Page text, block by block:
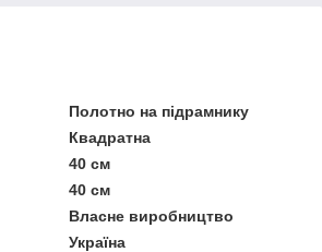
Полотно на підрамнику
Квадратна
40 см
40 см
Власне виробництво
Україна